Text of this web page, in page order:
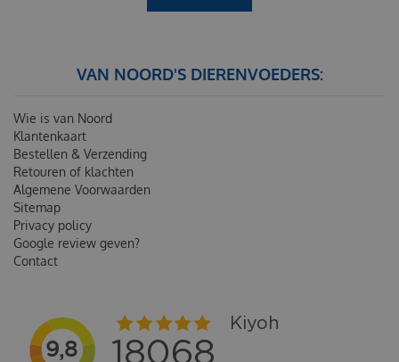
VAN NOORD'S DIERENVOEDERS:
Wie is van Noord
Klantenkaart
Bestellen & Verzending
Retouren of klachten
Algemene Voorwaarden
Sitemap
Privacy policy
Google review geven?
Contact